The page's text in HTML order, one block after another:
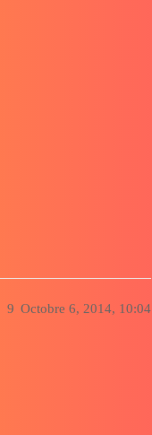
Octobre 6, 2014, 10:04
9